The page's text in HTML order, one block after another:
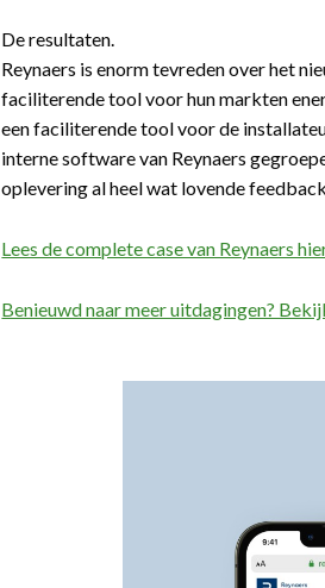
De resultaten.
Reynaers is enorm tevreden over het
faciliterende tool voor hun markten
een faciliterende tool voor de
interne software van Reynaers
oplevering al heel wat lovende
Lees de complete case van Reynaers
Benieuwd naar meer uitdagingen?